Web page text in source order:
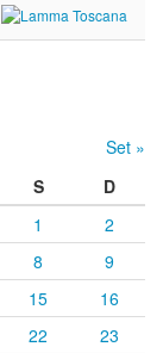
Set »
S
D
1
2
8
9
15
16
22
23